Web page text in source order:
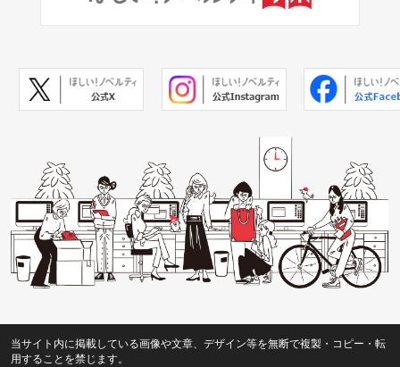
当サイト内に掲載している画像や文章、デザイン等を無断で複製・コピー・転
用することを禁じます。